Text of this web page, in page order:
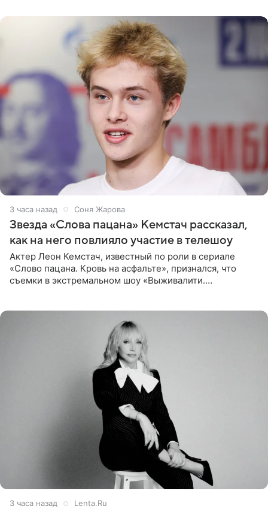
3 часа назад Соня Жарова
Звезда «Слова пацана» Кемстач рассказал,
как на него повлияло участие в телешоу
Актер Леон Кемстач, известный по роли в сериале
«Слово пацана. Кровь на асфальте», признался, что
съемки в экстремальном шоу «Выживалити.
3 часа назад Lenta.Ru